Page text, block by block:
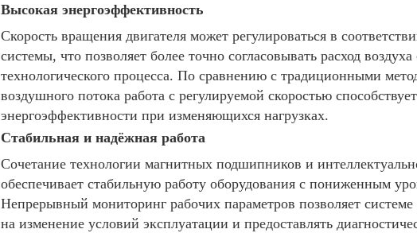
Высокая энергоэффективность
Скорость вращения двигателя может регулироваться в
системы, что позволяет более точно согласовывать расход
технологического процесса. По сравнению с традиционными
воздушного потока работа с регулируемой скоростью
энергоэффективности при изменяющихся нагрузках.
Стабильная и надёжная работа
Сочетание технологии магнитных подшипников и
обеспечивает стабильную работу оборудования с пониженным
Непрерывный мониторинг рабочих параметров позволяет системе
на изменение условий эксплуатации и предоставлять